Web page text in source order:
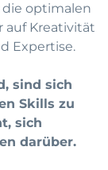
optimalen
auf Kreativität
Expertise.
sind sich
Skills zu
sich
darüber.